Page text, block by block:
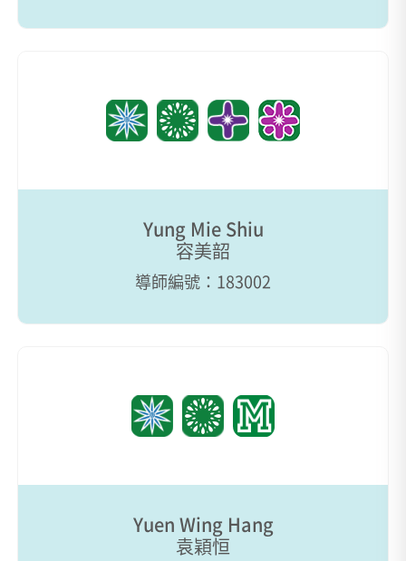
Yung Mie Shiu
容美韶
導師編號：183002
Yuen Wing Hang
袁穎恒